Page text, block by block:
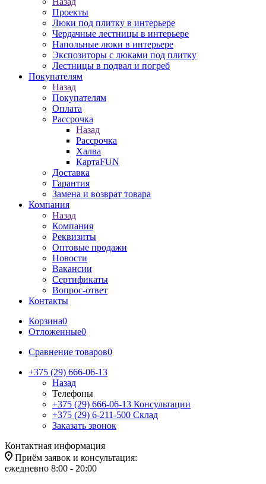
Проекты
Люки под плитку в интерьере
Чердачные лестницы в интерьере
Напольные люки в интерьере
Экспозиторы с люками под плитку
Лестницы в подвал и погреб
Покупателям
Назад
Покупателям
Оплата
Рассрочка
Назад
Рассрочка
Халва
КартаFUN
Доставка
Гарантия
Замена и возврат товара
Компания
Назад
Компания
Реквизиты
Оптовые продажи
Новости
Вакансии
Сертификаты
Вопрос-ответ
Контакты
Корзина0
Отложенные0
Сравнение товаров0
+375 (29) 666-06-13
Назад
Телефоны
+375 (29) 666-06-13 Консультации
+375 (29) 6-211-500 Склад
Заказать звонок
Контактная информация
Приём заявок и консультация:
ежедневно 8:00 - 20:00